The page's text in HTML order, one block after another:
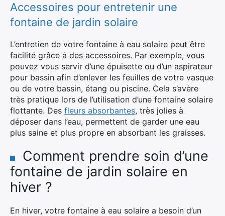
Accessoires pour entretenir une
fontaine de jardin solaire
L’entretien de votre fontaine à eau solaire peut être
facilité grâce à des accessoires. Par exemple, vous
pouvez vous servir d’une épuisette ou d’un aspirateur
pour bassin afin d’enlever les feuilles de votre vasque
ou de votre bassin, étang ou piscine. Cela s’avère
très pratique lors de l’utilisation d’une fontaine solaire
flottante. Des fleurs absorbantes, très jolies à
déposer dans l’eau, permettent de garder une eau
plus saine et plus propre en absorbant les graisses.
Comment prendre soin d’une
fontaine de jardin solaire en
hiver ?
En hiver, votre fontaine à eau solaire a besoin d’un